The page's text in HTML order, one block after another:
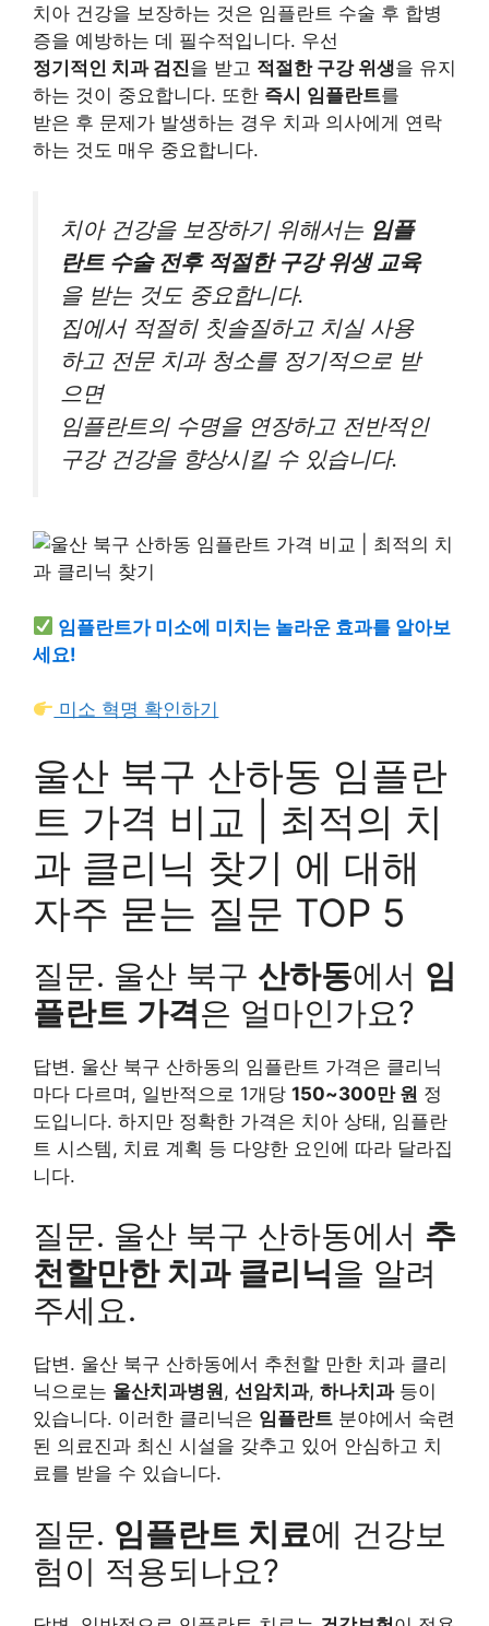
치아 건강을 보장하는 것은 임플란트 수술 후 합병
증을 예방하는 데 필수적입니다. 우선
정기적인 치과 검진을 받고 적절한 구강 위생을 유지
하는 것이 중요합니다. 또한 즉시 임플란트를
받은 후 문제가 발생하는 경우 치과 의사에게 연락
하는 것도 매우 중요합니다.
치아 건강을 보장하기 위해서는 임플
란트 수술 전후 적절한 구강 위생 교육
을 받는 것도 중요합니다.
집에서 적절히 칫솔질하고 치실 사용
하고 전문 치과 청소를 정기적으로 받
으면
임플란트의 수명을 연장하고 전반적인
구강 건강을 향상시킬 수 있습니다.
임플란트가 미소에 미치는 놀라운 효과를 알아보
세요!
미소 혁명 확인하기
울산 북구 산하동 임플란
트 가격 비교 | 최적의 치
과 클리닉 찾기 에 대해
자주 묻는 질문 TOP 5
질문. 울산 북구 산하동에서 임
플란트 가격은 얼마인가요?
답변. 울산 북구 산하동의 임플란트 가격은 클리닉
마다 다르며, 일반적으로 1개당 150~300만 원 정
도입니다. 하지만 정확한 가격은 치아 상태, 임플란
트 시스템, 치료 계획 등 다양한 요인에 따라 달라집
니다.
질문. 울산 북구 산하동에서 추
천할만한 치과 클리닉을 알려
주세요.
답변. 울산 북구 산하동에서 추천할 만한 치과 클리
닉으로는 울산치과병원, 선암치과, 하나치과등이
있습니다. 이러한 클리닉은 임플란트 분야에서 숙련
된 의료진과 최신 시설을 갖추고 있어 안심하고 치
료를 받을 수 있습니다.
질문. 임플란트 치료에 건강보
험이 적용되나요?